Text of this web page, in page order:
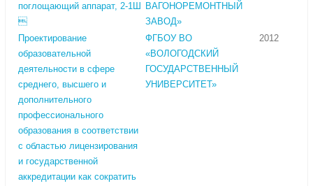
поглощающий аппарат, 2-1Ш

ВАГОНОРЕМОНТНЫЙ
ЗАВОД»
Проектирование
образовательной
деятельности в сфере
среднего, высшего и
дополнительного
профессионального
образования в соответствии
с областью лицензирования
и государственной
аккредитации как сократить
ФГБОУ ВО
«ВОЛОГОДСКИЙ
ГОСУДАРСТВЕННЫЙ
УНИВЕРСИТЕТ»
2012